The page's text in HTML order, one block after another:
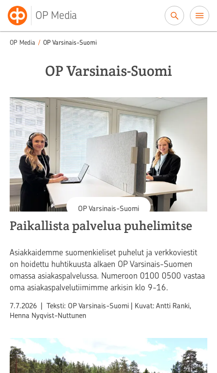
OP Media
OP Media / OP Varsinais-Suomi
OP Varsinais-Suomi
OP Varsinais-Suomi
Paikallista palvelua puhelimitse
Asiakkaidemme suomenkieliset puhelut ja verkkoviestit
on hoidettu huhtikuusta alkaen OP Varsinais-Suomen
omassa asiakaspalvelussa. Numeroon 0100 0500 vastaa
oma asiakaspalvelutiimimme arkisin klo 9-16.
Julkaistu
7.7.2026 Teksti: OP Varsinais-Suomi
Kuvat: Antti Ranki,
Henna Nyqvist-Nuttunen